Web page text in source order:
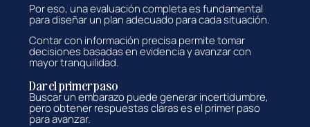
Por eso, una evaluación completa es fundamental
para diseñar un plan adecuado para cada situación.
Contar con información precisa permite tomar
decisiones basadas en evidencia y avanzar con
mayor tranquilidad.
Dar el primer paso
Buscar un embarazo puede generar incertidumbre,
pero obtener respuestas claras es el primer paso
para avanzar.